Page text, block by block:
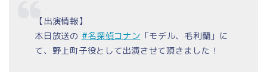
【出演情報】
本日放送の #名探偵コナン 「モデル、毛利蘭」に
て、野上町子役として出演させて頂きました！